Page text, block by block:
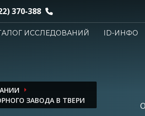
370-388
ИССЛЕДОВАНИЙ ID-ИНФО
ЗАВОДА В ТВЕРИ